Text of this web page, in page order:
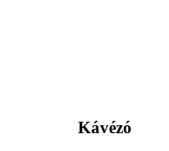
Kávézó